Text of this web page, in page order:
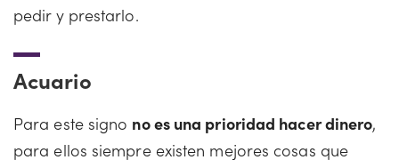
pedir y prestarlo.
Acuario
Para este signo no es una prioridad hacer dinero,
para ellos siempre existen mejores cosas que